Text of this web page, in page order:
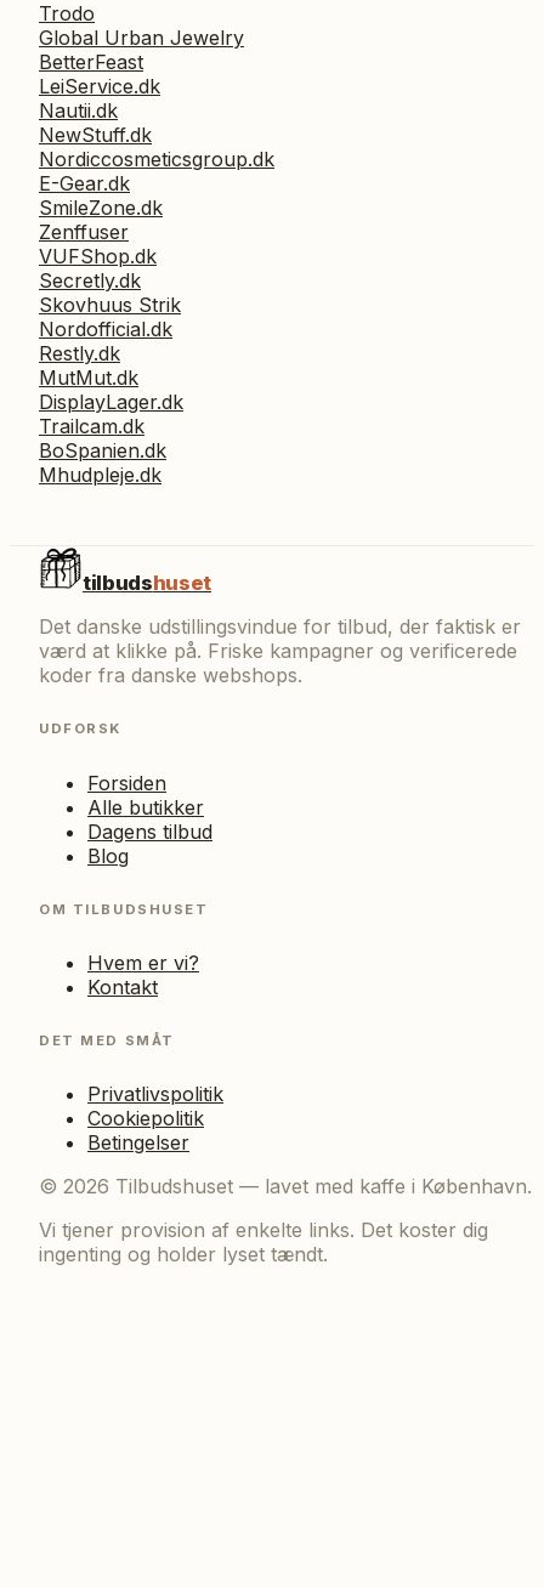
Trodo
Global Urban Jewelry
BetterFeast
LeiService.dk
Nautii.dk
NewStuff.dk
Nordiccosmeticsgroup.dk
E-Gear.dk
SmileZone.dk
Zenffuser
VUFShop.dk
Secretly.dk
Skovhuus Strik
Nordofficial.dk
Restly.dk
MutMut.dk
DisplayLager.dk
Trailcam.dk
BoSpanien.dk
Mhudpleje.dk
tilbudshuset
Det danske udstillingsvindue for tilbud, der faktisk er
værd at klikke på. Friske kampagner og verificerede
koder fra danske webshops.
UDFORSK
Forsiden
Alle butikker
Dagens tilbud
Blog
OM TILBUDSHUSET
Hvem er vi?
Kontakt
DET MED SMÅT
Privatlivspolitik
Cookiepolitik
Betingelser
© 2026 Tilbudshuset — lavet med kaffe i København.
Vi tjener provision af enkelte links. Det koster dig
ingenting og holder lyset tændt.